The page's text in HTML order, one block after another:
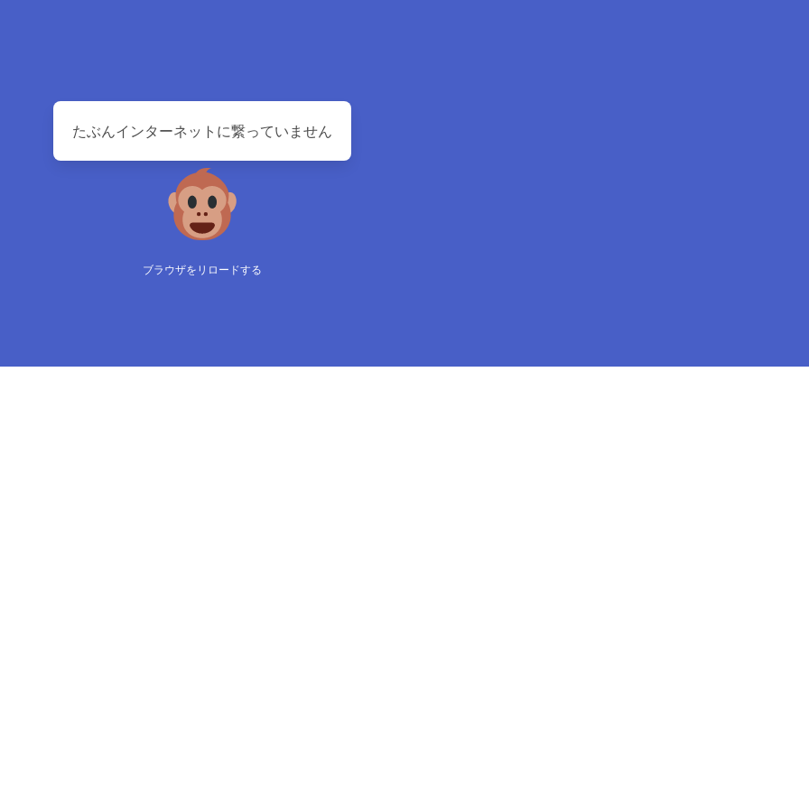
たぶんインターネットに繋っていません
ブラウザをリロードする